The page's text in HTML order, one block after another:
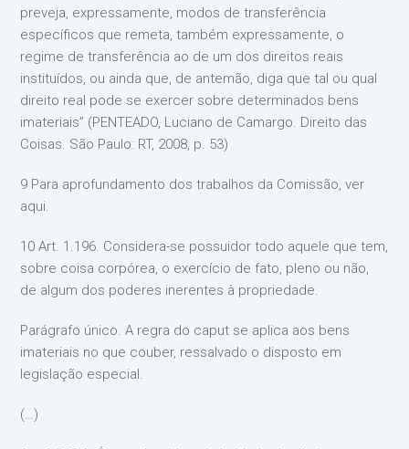
preveja, expressamente, modos de transferência
específicos que remeta, também expressamente, o
regime de transferência ao de um dos direitos reais
instituídos, ou ainda que, de antemão, diga que tal ou qual
direito real pode se exercer sobre determinados bens
imateriais” (PENTEADO, Luciano de Camargo. Direito das
Coisas. São Paulo: RT, 2008, p. 53)
9 Para aprofundamento dos trabalhos da Comissão, ver
aqui.
10 Art. 1.196. Considera-se possuidor todo aquele que tem,
sobre coisa corpórea, o exercício de fato, pleno ou não,
de algum dos poderes inerentes à propriedade.
Parágrafo único. A regra do caput se aplica aos bens
imateriais no que couber, ressalvado o disposto em
legislação especial.
(…)